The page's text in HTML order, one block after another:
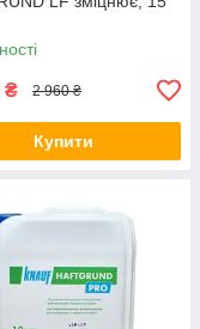
₴ 2 960 ₴
Купити